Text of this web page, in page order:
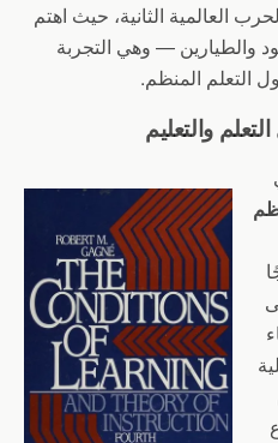
العالمية الثانية، حيث اهتم
والطيارين — وهي التجربة
التعلم المنظم.
والتعليم